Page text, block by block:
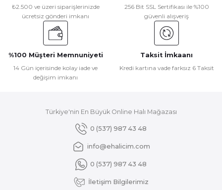
Ürün resmi kalitesiz, bozuk veya görüntülenemiyor.
Ürün açıklamasında eksik bilgiler bulunuyor.
Ürün bilgilerinde hatalar bulunuyor.
Ürün fiyatı diğer sitelerden daha pahalı.
Gönder
₺2.500 ve üzeri siparişlerinizde
ücretsiz gönderi imkanı
256 Bit SSL Sertifikası ile %100
güvenli alışveriş
%100 Müşteri Memnuniyeti
14 Gün içerisinde kolay iade ve
değişim imkanı
Taksit İmkaanı
Kredi kartına vade farksız 6 Taksit
Türkiye'nin En Büyük Online Halı Mağazası
0 (537) 987 43 48
info@ehalicim.com
0 (537) 987 43 48
İletişim Bilgilerimiz